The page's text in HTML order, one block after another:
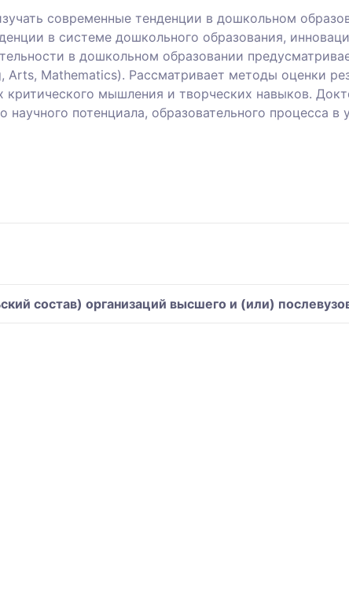
современные тенденции в дошкольном
в системе дошкольного образования,
в дошкольном образовании
Arts, Mathematics). Рассматривает методы оценки
мышления и творческих навыков.
потенциала, образовательного процесса
состав) организаций высшего и (или)